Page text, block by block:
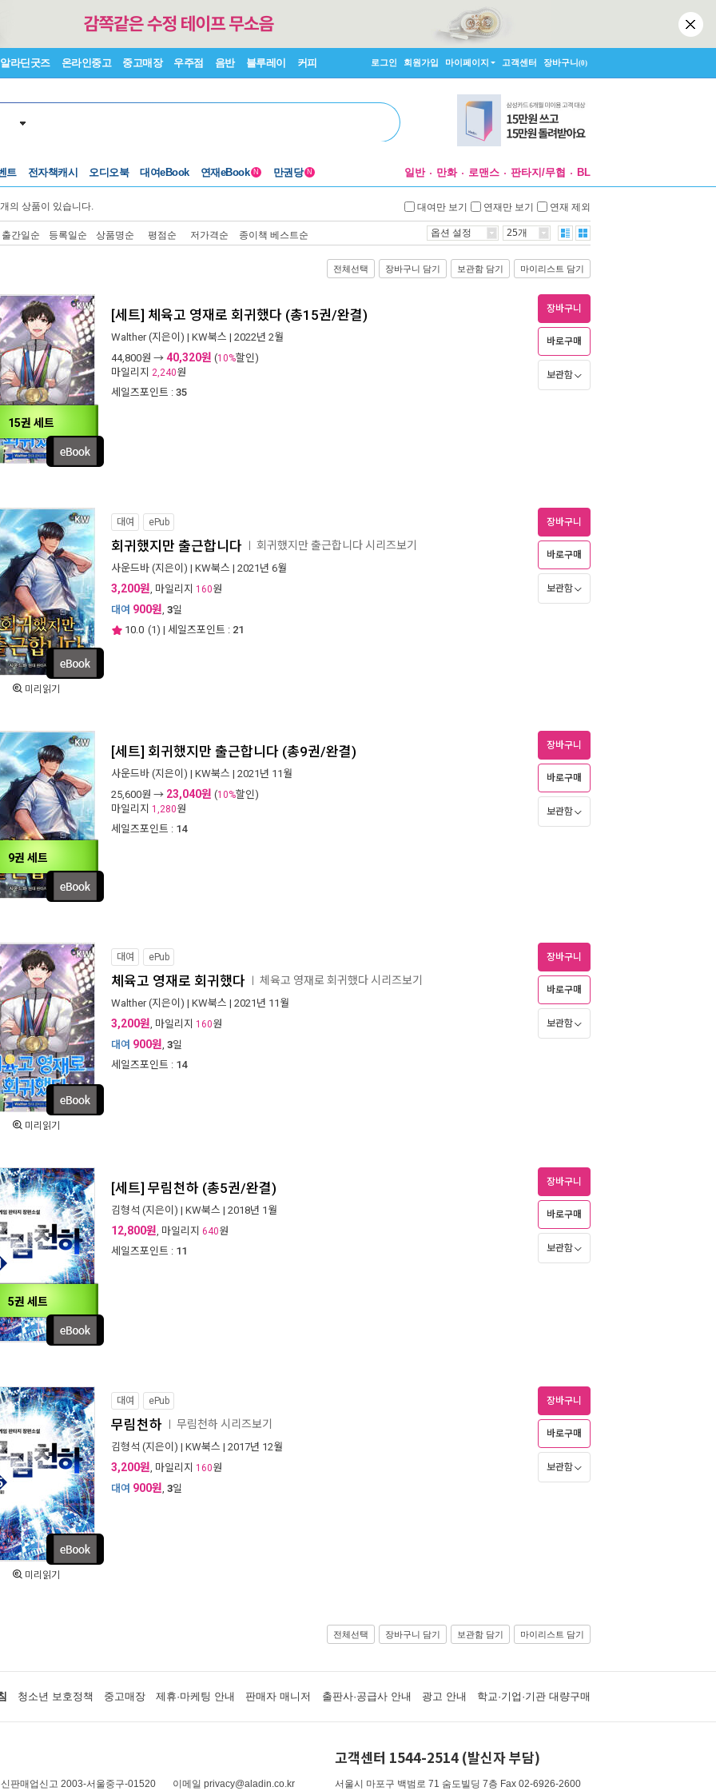
알라딘굿즈 온라인중고 중고매장 우주점 음반 블루레이 커피 로그인 회원가입 마이페이지 고객센터 장바구니(0)
트 전자책캐시 오디오북 대여eBook 연재eBook N 만권당 N 일반 만화 로맨스 판타지/무협 BL
개의 상품이 있습니다. 대여만 보기 연재만 보기 연재 제외
출간일순 등록일순 상품명순 평점순 저가격순 종이책 베스트순 옵션 설정 25개
전체선택 장바구니 담기 보관함 담기 마이리스트 담기
15권 세트
[세트] 체육고 영재로 회귀했다 (총15권/완결)
Walther(지은이) | KW북스 | 2022년 2월
44,800원 → 40,320원 (10%할인)
마일리지 2,240원
세일즈포인트 : 35
장바구니
바로구매
보관함
미리읽기
대여 ePub
회귀했지만 출근합니다 회귀했지만 출근합니다 시리즈보기
사운드바 (지은이) | KW북스 | 2021년 6월
3,200원, 마일리지 160원
대여 900원, 3일
10.0 (1) | 세일즈포인트 : 21
장바구니
바로구매
보관함
9권 세트
[세트] 회귀했지만 출근합니다 (총9권/완결)
사운드바 (지은이) | KW북스 | 2021년 11월
25,600원 → 23,040원 (10%할인)
마일리지 1,280원
세일즈포인트 : 14
장바구니
바로구매
보관함
미리읽기
대여 ePub
체육고 영재로 회귀했다 체육고 영재로 회귀했다 시리즈보기
Walther(지은이) | KW북스 | 2021년 11월
3,200원, 마일리지 160원
대여 900원, 3일
세일즈포인트 : 14
장바구니
바로구매
보관함
5권 세트
[세트] 무림천하 (총5권/완결)
김형석 (지은이) | KW북스 | 2018년 1월
12,800원, 마일리지 640원
세일즈포인트 : 11
장바구니
바로구매
보관함
미리읽기
대여 ePub
무림천하 무림천하 시리즈보기
김형석 (지은이) | KW북스 | 2017년 12월
3,200원, 마일리지 160원
대여 900원, 3일
장바구니
바로구매
보관함
전체선택 장바구니 담기 보관함 담기 마이리스트 담기
청소년 보호정책 중고매장 제휴·마케팅 안내 판매자 매니저 출판사·공급사 안내 광고 안내 학교·기업·기관 대량구매
판매업신고 2003-서울중구-01520 이메일 privacy@aladin.co.kr
고객센터 1544-2514 (발신자 부담)
서울시 마포구 백범로 71 숨도빌딩 7층 Fax 02-6926-2600